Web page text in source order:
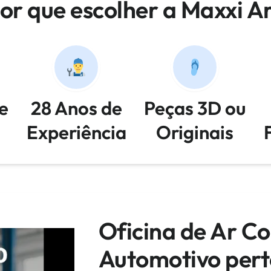
que escolher a Maxxi
28 Anos de
Experiência
Peças 3D ou
Originais
Oficina de Ar
Automotivo